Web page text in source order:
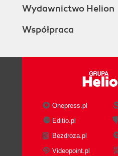
Wydawnictwo Helion
Współpraca
Onepress.pl
Editio.pl
Bezdroza.pl
Videopoint.pl